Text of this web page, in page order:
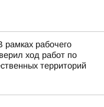
рабочего
ход работ по
территорий